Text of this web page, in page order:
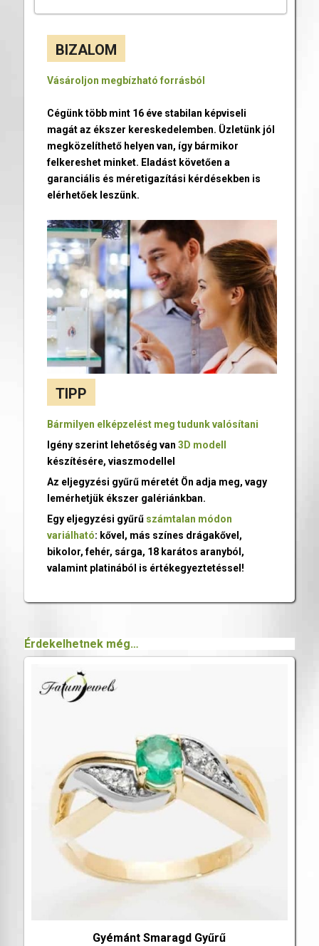
BIZALOM
Vásároljon megbízható forrásból
Cégünk több mint 16 éve stabilan képviseli
magát az ékszer kereskedelemben. Üzletünk jól
megközelíthető helyen van, így bármikor
felkereshet minket. Eladást követően a
garanciális és méretigazítási kérdésekben is
elérhetőek leszünk.
TIPP
Bármilyen elképzelést meg tudunk valósítani
Igény szerint lehetőség van 3D modell
készítésére, viaszmodellel
Az eljegyzési gyűrű méretét Ön adja meg, vagy
lemérhetjük ékszer galériánkban.
Egy eljegyzési gyűrű számtalan módon
variálható: kővel, más színes drágakővel,
bikolor, fehér, sárga, 18 karátos aranyból,
valamint platinából is értékegyeztetéssel!
Érdekelhetnek még…
Gyémánt Smaragd Gyűrű